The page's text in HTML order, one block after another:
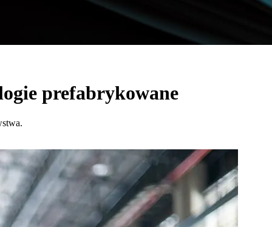
prefabrykowane